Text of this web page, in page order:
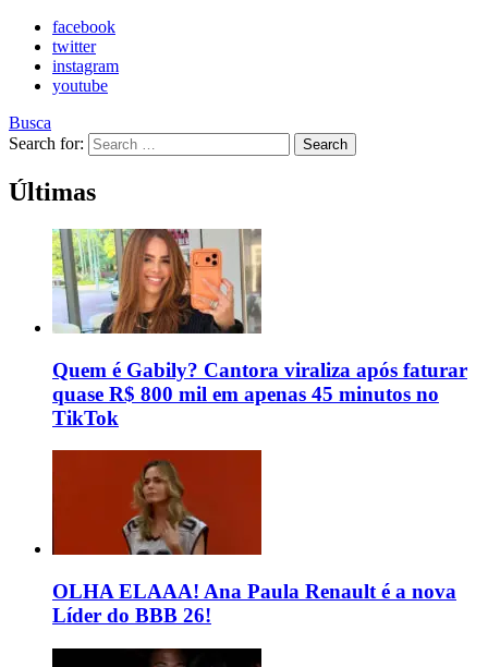
facebook
twitter
instagram
youtube
Busca
Search for:
Search
Últimas
Quem é Gabily? Cantora viraliza após faturar
quase R$ 800 mil em apenas 45 minutos no
TikTok
OLHA ELAAA! Ana Paula Renault é a nova
Líder do BBB 26!